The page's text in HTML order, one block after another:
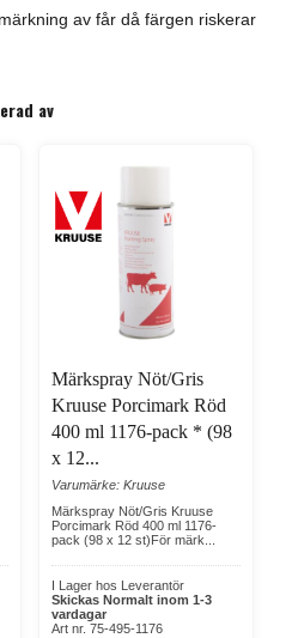
av får då färgen riskerar
av
Märkspray Nöt/Gris
Kruuse Porcimark Röd
400 ml 1176-pack * (98
x 12...
Varumärke: Kruuse
Märkspray Nöt/Gris Kruuse
Porcimark Röd 400 ml 1176-
pack (98 x 12 st)För märk...
I Lager hos Leverantör
Skickas Normalt inom 1-3
vardagar
Art nr. 75-495-1176